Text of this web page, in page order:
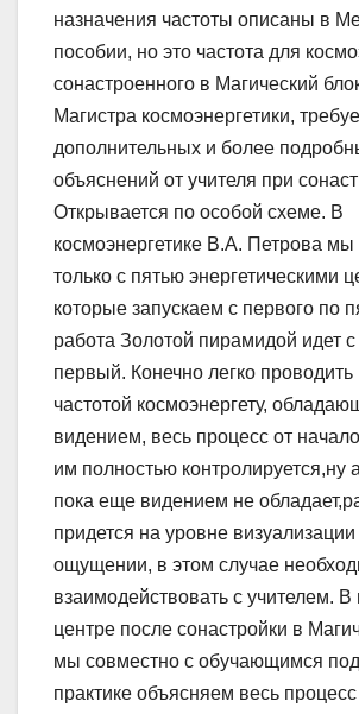
назначения частоты описаны в
пособии, но это частота для
сонастроенного в Магический
Магистра космоэнергетики,
дополнительных и более
объяснений от учителя при
Открывается по особой схеме. В
космоэнергетике В.А. Петрова
только с пятью энергетическими
которые запускаем с первого по
работа Золотой пирамидой идет с
первый. Конечно легко проводить
частотой космоэнергету,
видением, весь процесс от
им полностью контролируется,ну
пока еще видением не
придется на уровне
ощущении, в этом случае
взаимодействовать с учителем.
центре после сонастройки в
мы совместно с обучающимся
практике объясняем весь процесс